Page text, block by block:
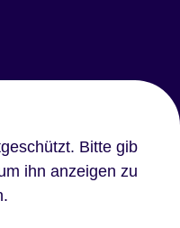
Bitte gib
ihn anzeigen zu